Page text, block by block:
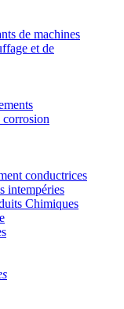
de machines
et de
conductrices
intempéries
Chimiques